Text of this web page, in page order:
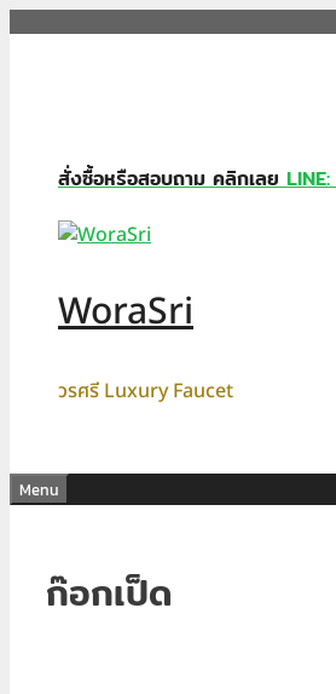
สั่งซื้อหรือสอบถาม คลิกเลย
WoraSri
วรศรี Luxury Faucet
Menu
ก๊อกเป็ด